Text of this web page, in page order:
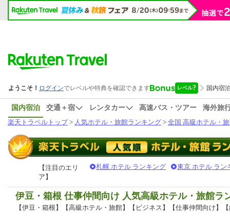
国内宿泊 交通＋宿 レンタカー 高速バス・ツアー
海外旅
楽天トラベルトップ> 人気ホテル・旅館ランキング > 全国 高級ホテル・
【注目のエリ
ア】
札幌 ホテル ランキング 東京 ホテル ラン
伊豆・箱根 仕事仲間向け 人気高級ホテル・旅館ラ
【伊豆・箱根】【高級ホテル・旅館】【ビジネス】【仕事仲間向け】